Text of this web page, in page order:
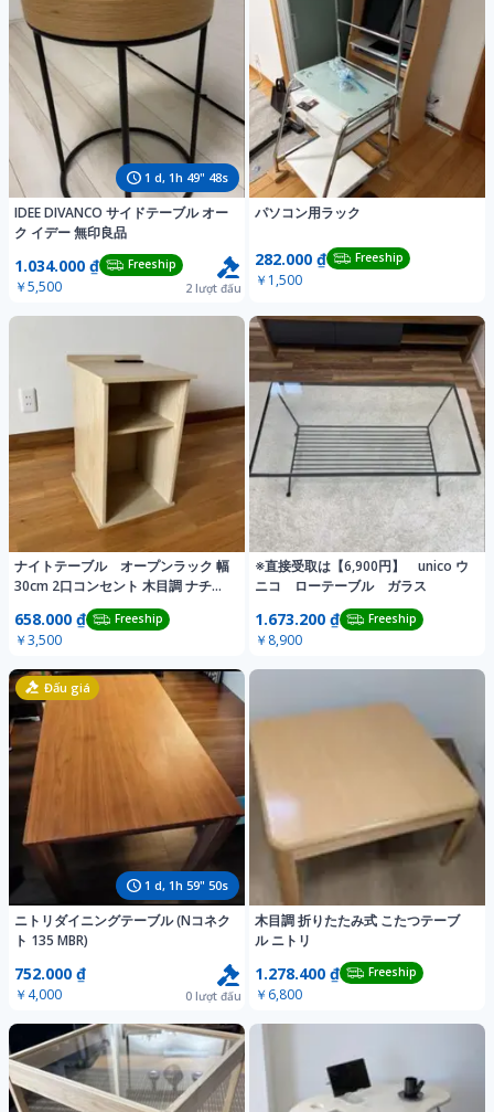
1 d, 1h 49" 45s
IDEE DIVANCO サイドテーブル オー
ク イデー 無印良品
1.034.000 ₫ Freeship
￥5,500 2 lượt đấu
パソコン用ラック
282.000 ₫ Freeship
￥1,500
ナイトテーブル オープンラック 幅
30cm 2口コンセント 木目調 ナチュ
658.000 ₫ Freeship
￥3,500
※直接受取は【6,900円】 unico ウ
ニコ ローテーブル ガラス
1.673.200 ₫ Freeship
￥8,900
1 d, 1h 59" 47s
Đấu giá
ニトリダイニングテーブル (Nコネク
ト 135 MBR)
752.000 ₫
￥4,000 0 lượt đấu
木目調 折りたたみ式 こたつテーブ
ル ニトリ
1.278.400 ₫ Freeship
￥6,800